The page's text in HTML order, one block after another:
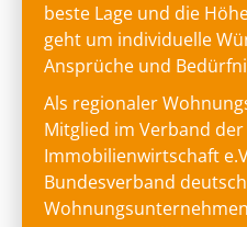
beste Lage und die
geht um individuelle
Ansprüche und
Als regionaler
Mitglied im Verband
Immobilienwirtschaft
Bundesverband